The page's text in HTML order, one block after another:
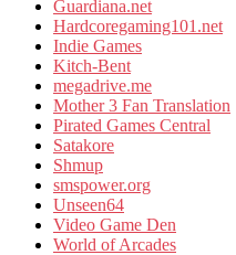
Guardiana.net
Hardcoregaming101.net
Indie Games
Kitch-Bent
megadrive.me
Mother 3 Fan Translation
Pirated Games Central
Satakore
Shmup
smspower.org
Unseen64
Video Game Den
World of Arcades